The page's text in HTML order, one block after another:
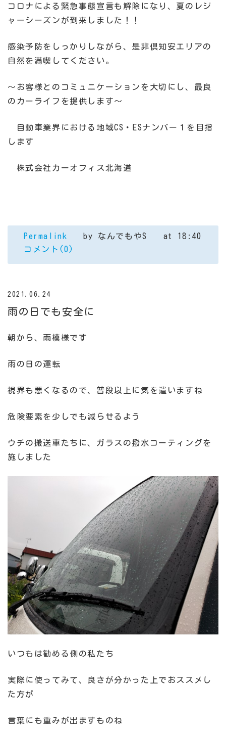
コロナによる緊急事態宣言も解除になり、夏のレジ
ャーシーズンが到来しました！！
感染予防をしっかりしながら、是非倶知安エリアの
自然を満喫してください。
～お客様とのコミュニケーションを大切にし、最良
のカーライフを提供します～
自動車業界における地域CS・ESナンバー１を目指
します
株式会社カーオフィス北海道
Permalink by なんでもやS
at 18:40
コメント(0)
2021.06.24
雨の日でも安全に
朝から、雨模様です
雨の日の運転
視界も悪くなるので、普段以上に気を遣いますね
危険要素を少しでも減らせるよう
ウチの搬送車たちに、ガラスの撥水コーティングを
施しました
いつもは勧める側の私たち
実際に使ってみて、良さが分かった上でおススメし
た方が
言葉にも重みが出ますものね